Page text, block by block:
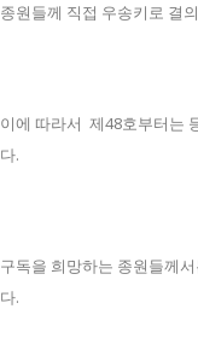
종원들께 직접 우송키로 결
이에 따라서 제48호부터는
다.
구독을 희망하는 종원들께
다.